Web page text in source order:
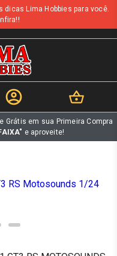
dicas Lima Hobbies para você.
Grátis em sua Primeira Compra
e aproveite!